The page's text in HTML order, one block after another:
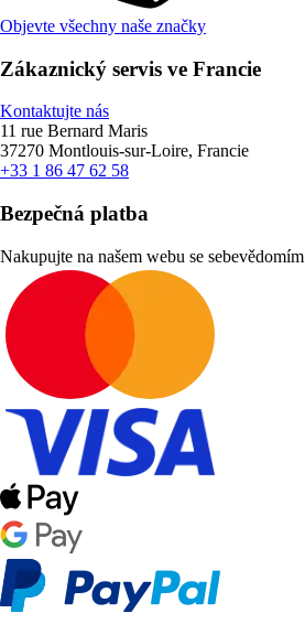
Objevte všechny naše značky
Zákaznický servis ve Francie
Kontaktujte nás
11 rue Bernard Maris
37270 Montlouis-sur-Loire, Francie
+33 1 86 47 62 58
Bezpečná platba
Nakupujte na našem webu se sebevědomím